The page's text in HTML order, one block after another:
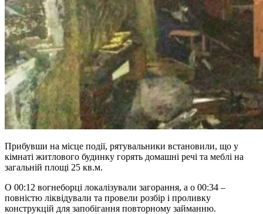
Прибувши на місце події, рятувальники встановили, що у
кімнаті житлового будинку горять домашні речі та меблі на
загальній площі 25 кв.м.
О 00:12 вогнеборці локалізували загорання, а о 00:34 –
повністю ліквідували та провели розбір і проливку
конструкцій для запобігання повторному займанню.